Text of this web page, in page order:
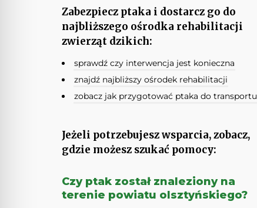
Zabezpiecz ptaka i dostarcz go do
najbliższego ośrodka rehabilitacji
zwierząt dzikich:
sprawdź czy interwencja jest konieczna
znajdź najbliższy ośrodek rehabilitacji
zobacz jak przygotować ptaka do transportu
Jeżeli potrzebujesz wsparcia, zobacz,
gdzie możesz szukać pomocy:
Czy ptak został znaleziony na
terenie powiatu olsztyńskiego?